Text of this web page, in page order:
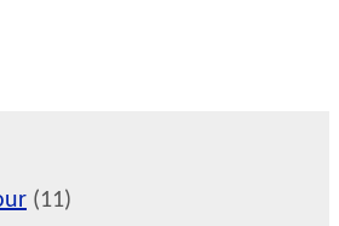
(11)